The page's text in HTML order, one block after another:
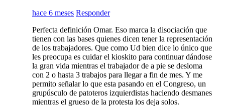
hace 6 meses Responder
Perfecta definición Omar. Eso marca la disociación que
tienen con las bases quienes dicen tener la representación
de los trabajadores. Que como Ud bien dice lo único que
les preocupa es cuidar el kioskito para continuar dándose
la gran vida mientras el trabajador de a pie se desloma
con 2 o hasta 3 trabajos para llegar a fin de mes. Y me
permito señalar lo que esta pasando en el Congreso, un
grupúsculo de patoteros izquierdistas haciendo desmanes
mientras el grueso de la protesta los deja solos.